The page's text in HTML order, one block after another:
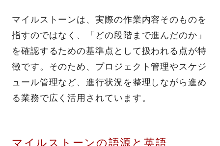
マイルストーンは、実際の作業内容そのものを
指すのではなく、「どの段階まで進んだのか」
を確認するための基準点として扱われる点が特
徴です。そのため、プロジェクト管理やスケジ
ュール管理など、進行状況を整理しながら進め
る業務で広く活用されています。
マイルストーンの語源と英語